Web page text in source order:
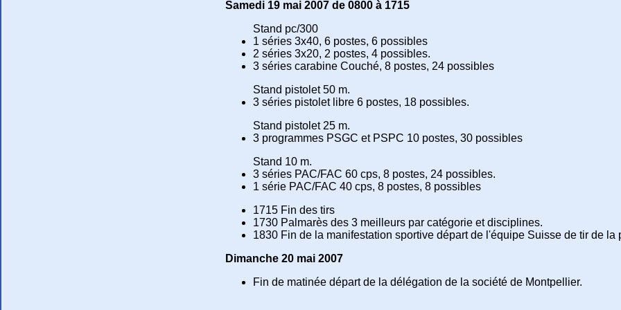
Samedi 19 mai 2007 de 0800 à 1715
Stand pc/300
1 séries 3x40, 6 postes, 6 possibles
2 séries 3x20, 2 postes, 4 possibles.
3 séries carabine Couché, 8 postes, 24 possibles
Stand pistolet 50 m.
3 séries pistolet libre 6 postes, 18 possibles.
Stand pistolet 25 m.
3 programmes PSGC et PSPC 10 postes, 30 possibles
Stand 10 m.
3 séries PAC/FAC 60 cps, 8 postes, 24 possibles.
1 série PAC/FAC 40 cps, 8 postes, 8 possibles
1715 Fin des tirs
1730 Palmarès des 3 meilleurs par catégorie et disciplines.
1830 Fin de la manifestation sportive départ de l'équipe Suisse de tir de la
Dimanche 20 mai 2007
Fin de matinée départ de la délégation de la société de Montpellier.